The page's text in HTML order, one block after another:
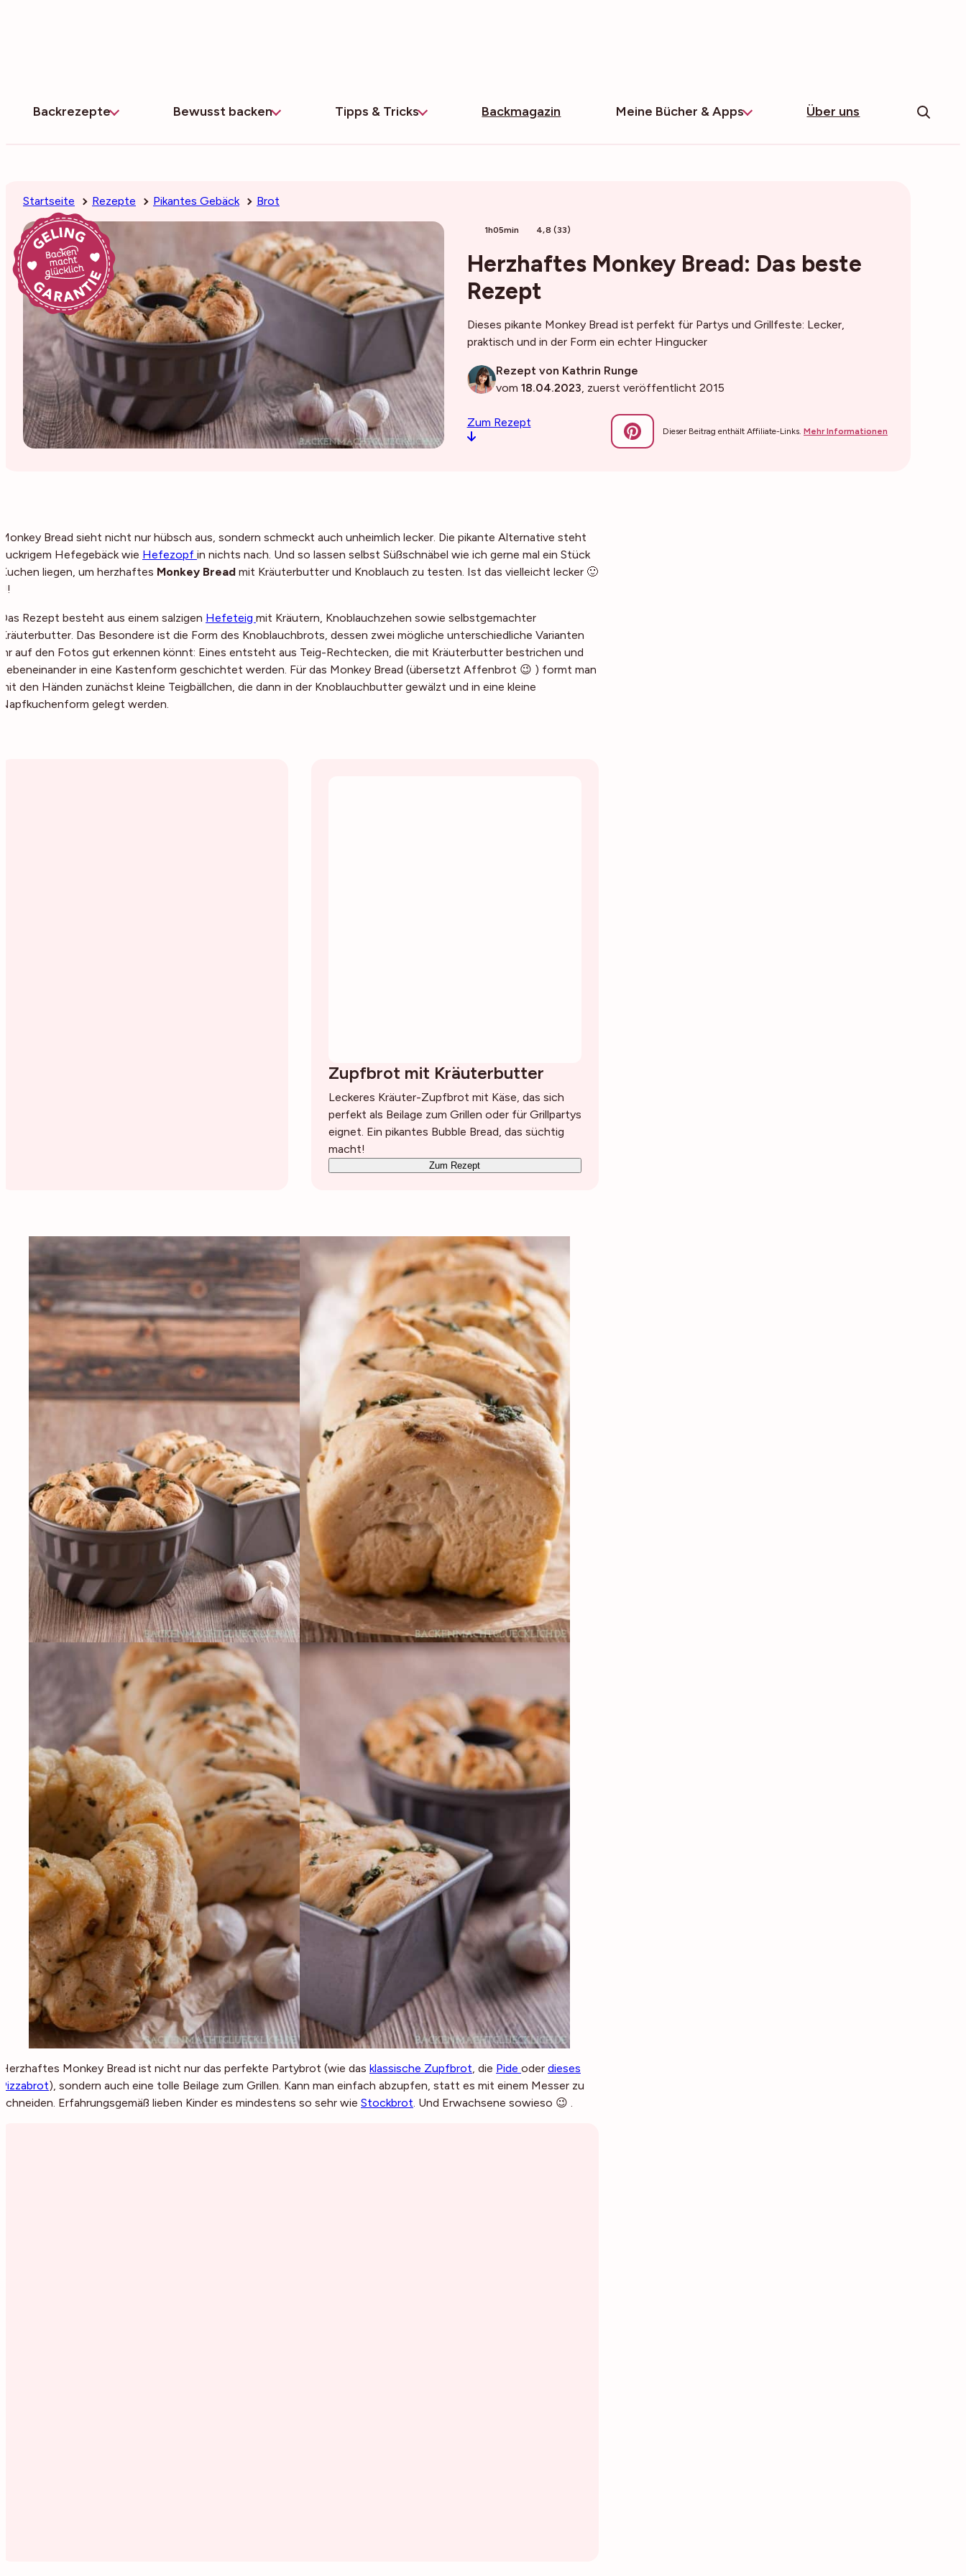
Backrezepte Bewusst backen Tipps & Tricks Backmagazin Meine Bücher & Apps Über uns
Startseite Rezepte Pikantes Gebäck Brot
1h05min 4,8 (33)
Herzhaftes Monkey Bread: Das beste
Rezept
Dieses pikante Monkey Bread ist perfekt für Partys und Grillfeste: Lecker,
praktisch und in der Form ein echter Hingucker
Rezept von Kathrin Runge
vom 18.04.2023, zuerst veröffentlicht 2015
Zum Rezept
Dieser Beitrag enthält Affiliate-Links.Mehr Informationen
Monkey Bread sieht nicht nur hübsch aus, sondern schmeckt auch unheimlich lecker. Die pikante Alternative steht
zuckrigem Hefegebäck wie Hefezopf in nichts nach. Und so lassen selbst Süßschnäbel wie ich gerne mal ein Stück
Kuchen liegen, um herzhaftes Monkey Bread mit Kräuterbutter und Knoblauch zu testen. Ist das vielleicht lecker 🙂
!!!
Das Rezept besteht aus einem salzigen Hefeteig mit Kräutern, Knoblauchzehen sowie selbstgemachter
Kräuterbutter. Das Besondere ist die Form des Knoblauchbrots, dessen zwei mögliche unterschiedliche Varianten
ihr auf den Fotos gut erkennen könnt: Eines entsteht aus Teig-Rechtecken, die mit Kräuterbutter bestrichen und
nebeneinander in eine Kastenform geschichtet werden. Für das Monkey Bread (übersetzt Affenbrot 😉 ) formt man
mit den Händen zunächst kleine Teigbällchen, die dann in der Knoblauchbutter gewälzt und in eine kleine
Napfkuchenform gelegt werden.
Zupfbrot mit Kräuterbutter
Leckeres Kräuter-Zupfbrot mit Käse, das sich
perfekt als Beilage zum Grillen oder für Grillpartys
eignet. Ein pikantes Bubble Bread, das süchtig
macht!
Zum Rezept
Herzhaftes Monkey Bread ist nicht nur das perfekte Partybrot (wie das klassische Zupfbrot , die Pide oder dieses
Pizzabrot), sondern auch eine tolle Beilage zum Grillen. Kann man einfach abzupfen, statt es mit einem Messer zu
schneiden. Erfahrungsgemäß lieben Kinder es mindestens so sehr wie Stockbrot . Und Erwachsene sowieso 😉 .